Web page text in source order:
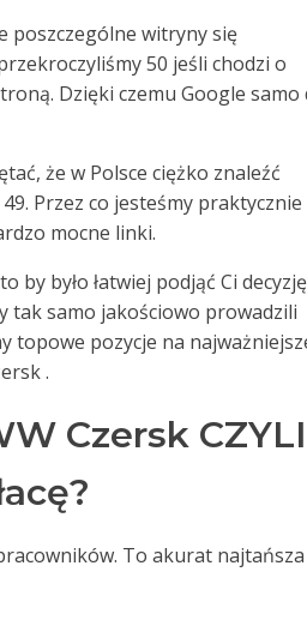
poszczególne witryny się
50 jeśli chodzi o
Dzięki czemu Google samo
że w Polsce ciężko znaleźć
Przez co jesteśmy praktycznie
mocne linki.
było łatwiej podjąć Ci
tak samo jakościowo prowadzili
topowe pozycje na
.
Czersk CZYLI
To akurat najtańsza